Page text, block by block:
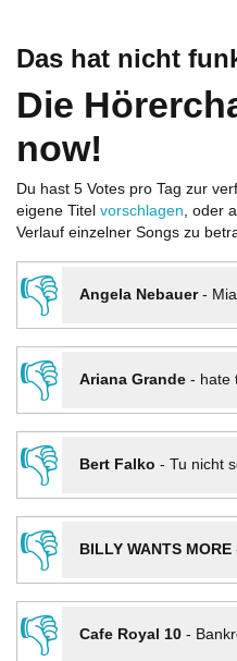
Das hat nicht
Die
now!
Du hast 5 Votes pro Tag zur
eigene Titel vorschlagen, oder
Verlauf einzelner Songs zu
👎 Angela Nebauer-
👎
Ariana Grande- hate
👎
Bert Falko - Tu nicht
👎
BILLY WANTS MORE
👎
Cafe Royal 10-